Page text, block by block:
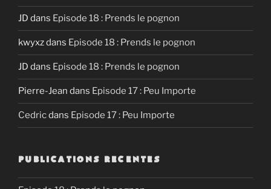
JD dans Episode 18 : Prends le pognon
kwyxzdans Episode 18 : Prends le pognon
JD dans Episode 18 : Prends le pognon
Pierre-Jean dans Episode 17 : Peu Importe
Cedricdans Episode 17 : Peu Importe
PUBLICATIONS RECENTES